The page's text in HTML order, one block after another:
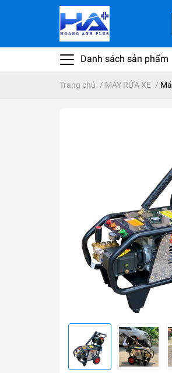
Danh sách sản phẩm
Trang chủ / MÁY RỬA XE /